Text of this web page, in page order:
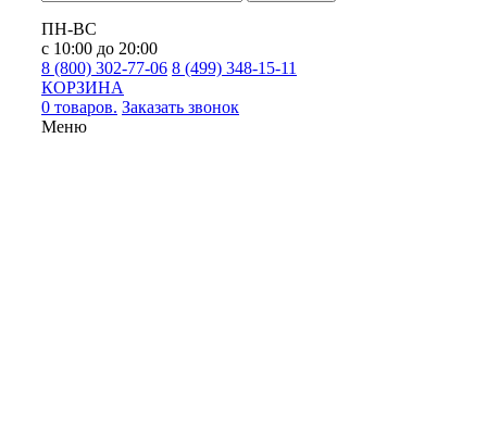
ПН-ВС
с 10:00 до 20:00
8 (800) 302-77-06 8 (499) 348-15-11
КОРЗИНА
0 товаров. Заказать звонок
Меню